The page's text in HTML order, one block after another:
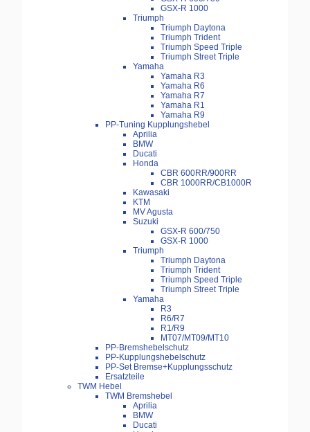
GSX-R 1000
Triumph
Triumph Daytona
Triumph Trident
Triumph Speed Triple
Triumph Street Triple
Yamaha
Yamaha R3
Yamaha R6
Yamaha R7
Yamaha R1
Yamaha R9
PP-Tuning Kupplungshebel
Aprilia
BMW
Ducati
Honda
CBR 600RR/900RR
CBR 1000RR/CB1000R
Kawasaki
KTM
MV Agusta
Suzuki
GSX-R 600/750
GSX-R 1000
Triumph
Triumph Daytona
Triumph Trident
Triumph Speed Triple
Triumph Street Triple
Yamaha
R3
R6/R7
R1/R9
MT07/MT09/MT10
PP-Bremshebelschutz
PP-Kupplungshebelschutz
PP-Set Bremse+Kupplungsschutz
Ersatzteile
TWM Hebel
TWM Bremshebel
Aprilia
BMW
Ducati